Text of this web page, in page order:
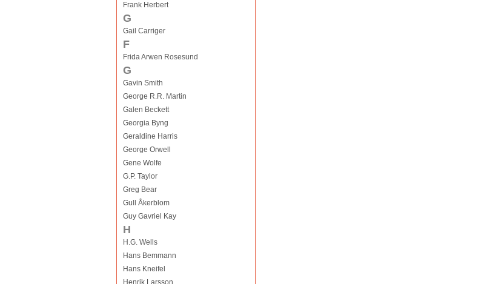
Frank Herbert
G
Gail Carriger
F
Frida Arwen Rosesund
G
Gavin Smith
George R.R. Martin
Galen Beckett
Georgia Byng
Geraldine Harris
George Orwell
Gene Wolfe
G.P. Taylor
Greg Bear
Gull Åkerblom
Guy Gavriel Kay
H
H.G. Wells
Hans Bemmann
Hans Kneifel
Henrik Larsson